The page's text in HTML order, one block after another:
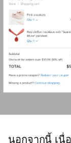
นอกจากนี้ เนื่